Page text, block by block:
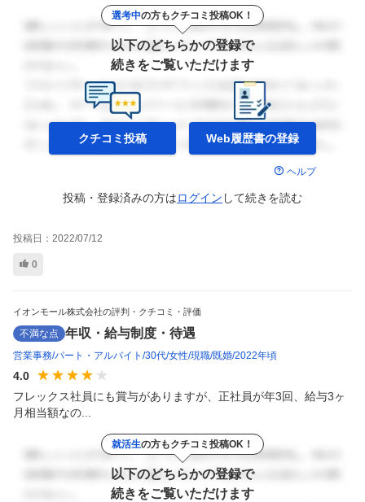
選考中の方もクチコミ投稿OK！
以下のどちらかの登録で
続きをご覧いただけます
クチコミ投稿 Web履歴書の登録
ヘルプ
投稿・登録済みの方はログイン して続きを読む
投稿日： 2022/07/12
0
イオンモール株式会社の評判・クチコミ・評価
不満な点 年収・給与制度・待遇
営業事務 パート・アルバイト 30代 女性 現職 既婚 2022年頃
4.0
フレックス社員にも賞与がありますが、正社員が年3回、給与3ヶ
月相当額なの...
就活生の方もクチコミ投稿OK！
以下のどちらかの登録で
続きをご覧いただけます